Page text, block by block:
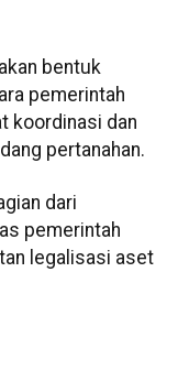
bentuk
pemerintah
koordinasi dan
pertanahan.
dari
pemerintah
legalisasi aset